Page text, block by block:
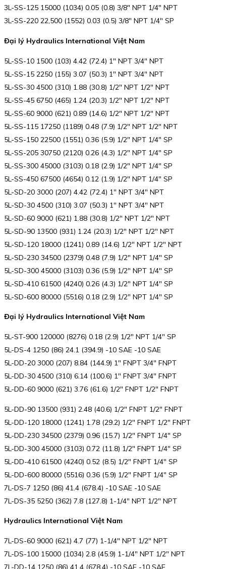
3L-SS-125 15000 (1034) 0.05 (0.8) 3/8″ NPT 1/4″ NPT
3L-SS-220 22,500 (1552) 0.03 (0.5) 3/8″ NPT 1/4″ SP
Đại lý Hydraulics International Việt Nam
5L-SS-10 1500 (103) 4.42 (72.4) 1″ NPT 3/4″ NPT
5L-SS-15 2250 (155) 3.07 (50.3) 1″ NPT 3/4″ NPT
5L-SS-30 4500 (310) 1.88 (30.8) 1/2″ NPT 1/2″ NPT
5L-SS-45 6750 (465) 1.24 (20.3) 1/2″ NPT 1/2″ NPT
5L-SS-60 9000 (621) 0.89 (14.6) 1/2″ NPT 1/2″ NPT
5L-SS-115 17250 (1189) 0.48 (7.9) 1/2″ NPT 1/2″ NPT
5L-SS-150 22500 (1551) 0.36 (5.9) 1/2″ NPT 1/4″ SP
5L-SS-205 30750 (2120) 0.26 (4.3) 1/2″ NPT 1/4″ SP
5L-SS-300 45000 (3103) 0.18 (2.9) 1/2″ NPT 1/4″ SP
5L-SS-450 67500 (4654) 0.12 (1.9) 1/2″ NPT 1/4″ SP
5L-SD-20 3000 (207) 4.42 (72.4) 1″ NPT 3/4″ NPT
5L-SD-30 4500 (310) 3.07 (50.3) 1″ NPT 3/4″ NPT
5L-SD-60 9000 (621) 1.88 (30.8) 1/2″ NPT 1/2″ NPT
5L-SD-90 13500 (931) 1.24 (20.3) 1/2″ NPT 1/2″ NPT
5L-SD-120 18000 (1241) 0.89 (14.6) 1/2″ NPT 1/2″ NPT
5L-SD-230 34500 (2379) 0.48 (7.9) 1/2″ NPT 1/4″ SP
5L-SD-300 45000 (3103) 0.36 (5.9) 1/2″ NPT 1/4″ SP
5L-SD-410 61500 (4240) 0.26 (4.3) 1/2″ NPT 1/4″ SP
5L-SD-600 80000 (5516) 0.18 (2.9) 1/2″ NPT 1/4″ SP
Đại lý Hydraulics International Việt Nam
5L-ST-900 120000 (8276) 0.18 (2.9) 1/2″ NPT 1/4″ SP
5L-DS-4 1250 (86) 24.1 (394.9) -10 SAE -10 SAE
5L-DD-20 3000 (207) 8.84 (144.9) 1″ FNPT 3/4″ FNPT
5L-DD-30 4500 (310) 6.14 (100.6) 1″ FNPT 3/4″ FNPT
5L-DD-60 9000 (621) 3.76 (61.6) 1/2″ FNPT 1/2″ FNPT
5L-DD-90 13500 (931) 2.48 (40.6) 1/2″ FNPT 1/2″ FNPT
5L-DD-120 18000 (1241) 1.78 (29.2) 1/2″ FNPT 1/2″ FNPT
5L-DD-230 34500 (2379) 0.96 (15.7) 1/2″ FNPT 1/4″ SP
5L-DD-300 45000 (3103) 0.72 (11.8) 1/2″ FNPT 1/4″ SP
5L-DD-410 61500 (4240) 0.52 (8.5) 1/2″ FNPT 1/4″ SP
5L-DD-600 80000 (5516) 0.36 (5.9) 1/2″ FNPT 1/4″ SP
7L-DS-7 1250 (86) 41.4 (678.4) -10 SAE -10 SAE
7L-DS-35 5250 (362) 7.8 (127.8) 1-1/4″ NPT 1/2″ NPT
Hydraulics International Việt Nam
7L-DS-60 9000 (621) 4.7 (77) 1-1/4″ NPT 1/2″ NPT
7L-DS-100 15000 (1034) 2.8 (45.9) 1-1/4″ NPT 1/2″ NPT
7L-DD-14 1250 (86) 41.4 (678.4) -10 SAE -10 SAE